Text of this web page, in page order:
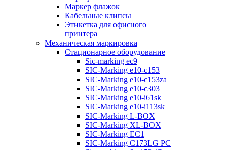
Маркер флажок
Кабельные клипсы
Этикетка для офисного
принтера
Механическая маркировка
Стационарное оборудование
Sic-marking ec9
SIC-Marking e10-c153
SIC-Marking e10-c153za
SIC-Marking e10-c303
SIC-Marking e10-i61sk
SIC-Marking e10-i113sk
SIC-Marking L-BOX
SIC-Marking XL-BOX
SIC-Marking EC1
SIC-Marking C173LG PC